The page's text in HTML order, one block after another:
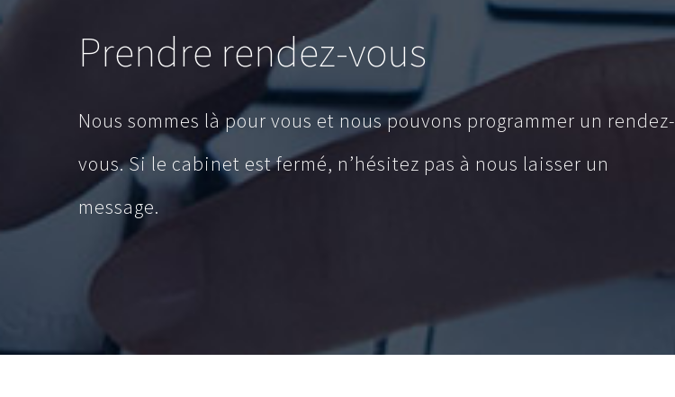
Prendre rendez-vous
Nous sommes là pour vous et nous pouvons programmer un rendez-
vous. Si le cabinet est fermé, n’hésitez pas à nous laisser un
message.